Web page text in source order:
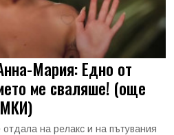
Мария: Едно от
ме сваляше! (още
на релакс и на пътувания